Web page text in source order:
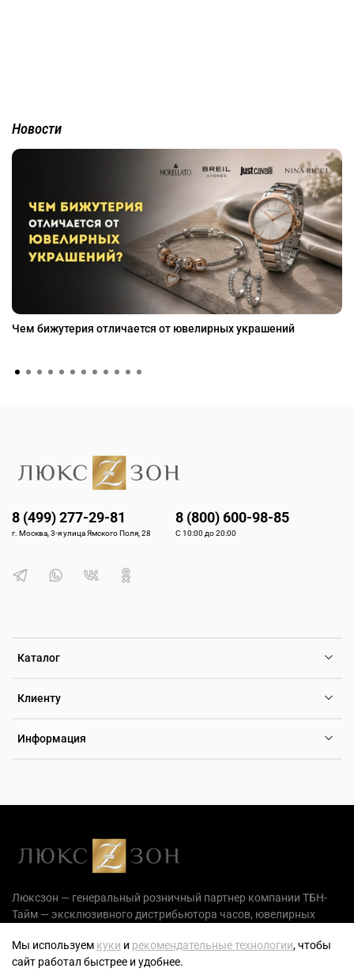
Новости
Чем бижутерия отличается от ювелирных украшений
Каталог
Клиенту
Информация
8 (499) 277-29-81
г. Москва, 3-я улица Ямского Поля, 28
8 (800) 600-98-85
С 10:00 до 20:00
Люксзон — генеральный розничный партнер компании ТБН-
Тайм — эксклюзивного дистрибьютора часов, ювелирных
Мы используем куки и рекомендательные технологии, чтобы
сайт работал быстрее и удобнее.